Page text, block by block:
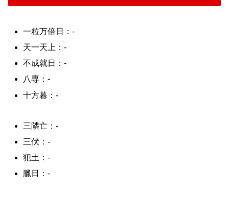
一粒万倍日：-
天一天上：-
不成就日：-
八専：-
十方暮：-
三隣亡：-
三伏：-
犯土：-
臘日：-